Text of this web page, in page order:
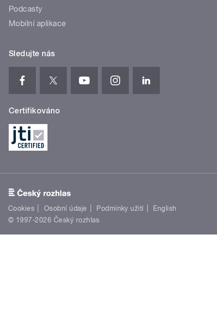
Podcasty
Mobilní aplikace
Sledujte nás
Certifikováno
Cookies Osobní údaje Podmínky užití
English
© 1997-2026 Český rozhlas